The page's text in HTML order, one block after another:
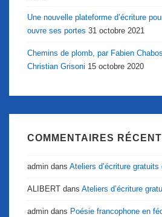
Une nouvelle plateforme d’écriture
ouvre ses portes 31 octobre 2021
Chemins de plomb, par Fabien
Christian Grisoni 15 octobre 2020
COMMENTAIRES
admin dans Ateliers d’écriture gratuits
ALIBERT dans Ateliers d’écriture
admin dans Poésie francophone en